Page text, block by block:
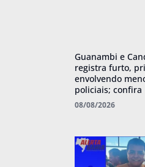
Guanambi e
registra furto,
envolvendo
policiais; confira
08/08/2026